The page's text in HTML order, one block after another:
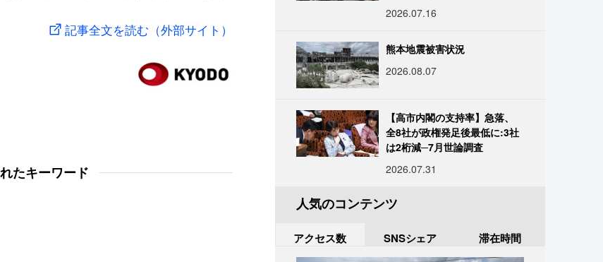
記事全文を読む（外部サイト）
たキーワード
2026.07.16
熊本地震被害状況
2026.08.07
【高市内閣の支持率】急落、
全8社が政権発足後最低に:3社
は2桁減─7月世論調査
2026.07.31
人気のコンテンツ
アクセス数 SNSシェア 滞在時間